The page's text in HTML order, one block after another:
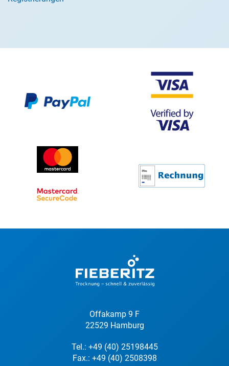
Offakamp 9 F
22529 Hamburg
Tel.: +49 (40) 25198445
Fax.: +49 (40) 2508398